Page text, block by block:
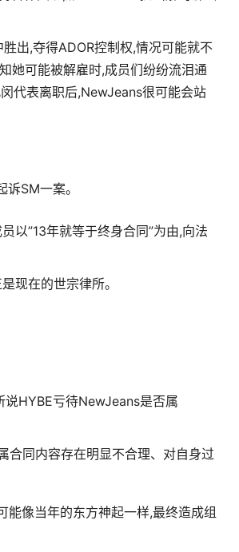
出,夺得ADOR控制权,情况可能就不
她可能被解雇时,成员们纷纷流泪通
代表离职后,NewJeans很可能会站
SM一案。
以”13年就等于终身合同”为由,向法
现在的世宗律所。
HYBE亏待NewJeans是否属
合同内容存在明显不合理、对自身过
像当年的东方神起一样,最终造成组